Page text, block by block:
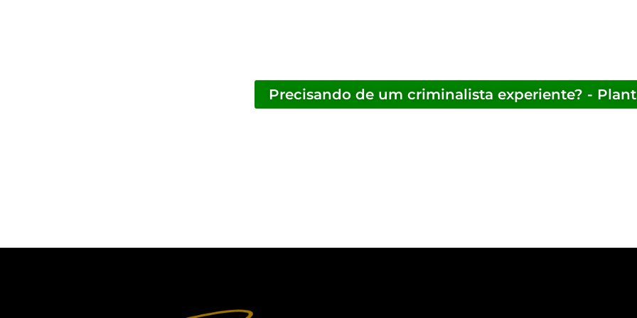
Precisando de um criminalista experiente? -